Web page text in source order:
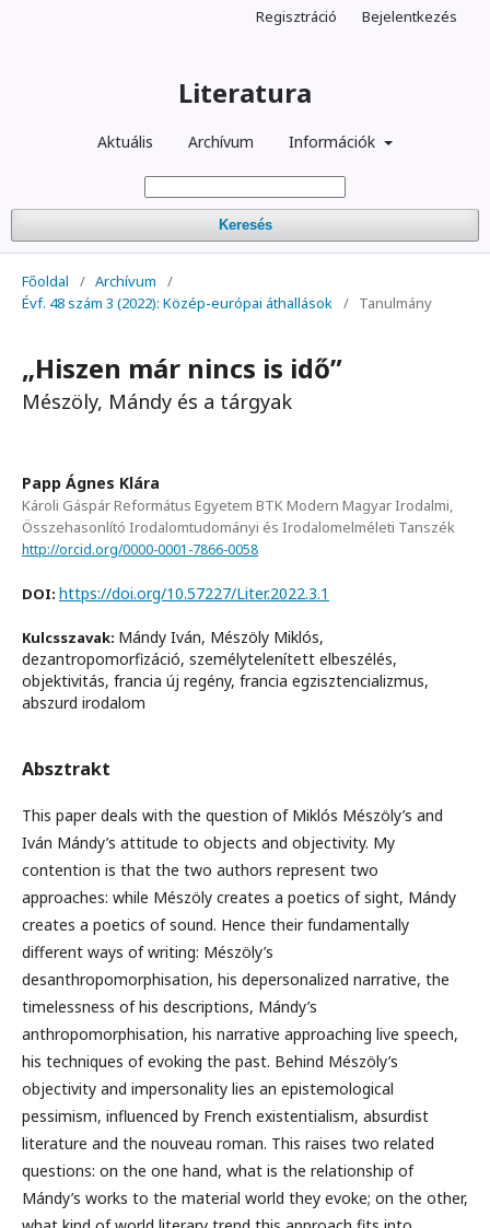
Literatura
Aktuális Archívum Információk
Keresés
Regisztráció Bejelentkezés
Főoldal / Archívum
/
Évf. 48 szám 3 (2022): Közép-európai áthallások / Tanulmány
„Hiszen már nincs is idő”
Mészöly, Mándy és a tárgyak
Papp Ágnes Klára
Károli Gáspár Református Egyetem BTK Modern Magyar Irodalmi,
Összehasonlító Irodalomtudományi és Irodalomelméleti Tanszék
http://orcid.org/0000-0001-7866-0058
DOI: https://doi.org/10.57227/Liter.2022.3.1
Kulcsszavak: Mándy Iván, Mészöly Miklós,
dezantropomorfizáció, személytelenített elbeszélés,
objektivitás, francia új regény, francia egzisztencializmus,
abszurd irodalom
Absztrakt
This paper deals with the question of Miklós Mészöly’s and
Iván Mándy’s attitude to objects and objectivity. My
contention is that the two authors represent two
approaches: while Mészöly creates a poetics of sight, Mándy
creates a poetics of sound. Hence their fundamentally
different ways of writing: Mészöly’s
desanthropomorphisation, his depersonalized narrative, the
timelessness of his descriptions, Mándy’s
anthropomorphisation, his narrative approaching live speech,
his techniques of evoking the past. Behind Mészöly’s
objectivity and impersonality lies an epistemological
pessimism, influenced by French existentialism, absurdist
literature and the nouveau roman. This raises two related
questions: on the one hand, what is the relationship of
Mándy’s works to the material world they evoke; on the other,